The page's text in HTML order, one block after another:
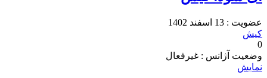
عضویت : 13 اسفند 1402
کیش
0
وضعیت آژانس : غیرفعال
نمایش